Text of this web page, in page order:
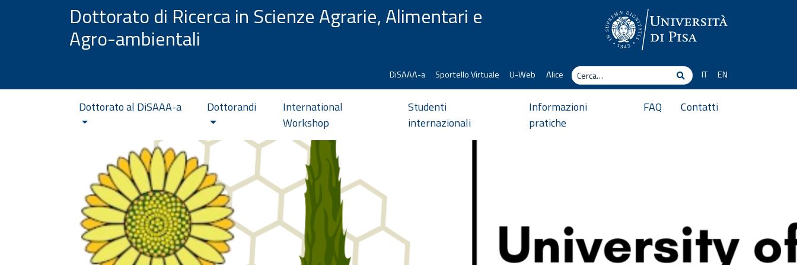
Vai al contenutoDottorato di Ricerca in Scienze Agrarie, Alimentari e
Agro-ambientali
DiSAAA-a Sportello Virtuale U-Web Alice
Cerca
CercaIT EN
Dottorato al DiSAAA-a Dottorandi
International
Workshop
Studenti
internazionali
Informazioni
pratiche
FAQ Contatti